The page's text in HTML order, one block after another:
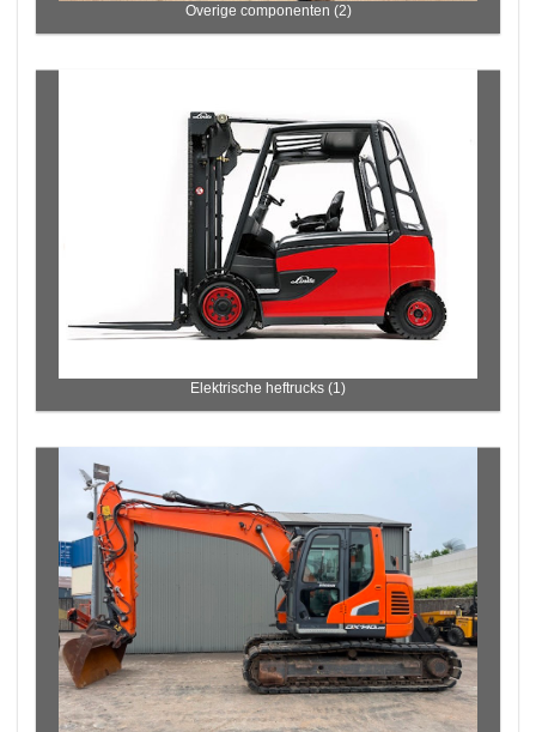
Overige componenten (2)
Elektrische heftrucks (1)